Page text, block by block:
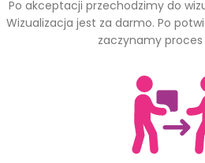
Po akceptacji przechodzimy do
Wizualizacja jest za darmo. Po
zaczynamy